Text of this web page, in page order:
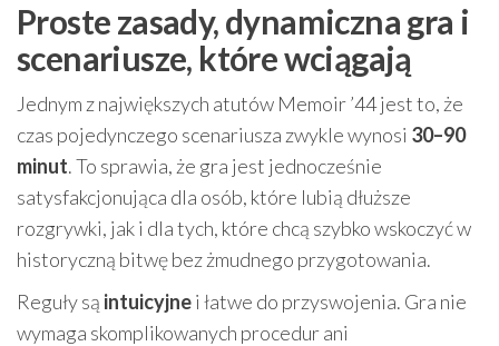
Proste zasady, dynamiczna gra i
scenariusze, które wciągają
Jednym z największych atutów Memoir ’44 jest to, że
czas pojedynczego scenariusza zwykle wynosi 30–90
minut. To sprawia, że gra jest jednocześnie
satysfakcjonująca dla osób, które lubią dłuższe
rozgrywki, jak i dla tych, które chcą szybko wskoczyć w
historyczną bitwę bez żmudnego przygotowania.
Reguły są intuicyjnei łatwe do przyswojenia. Gra nie
wymaga skomplikowanych procedur ani